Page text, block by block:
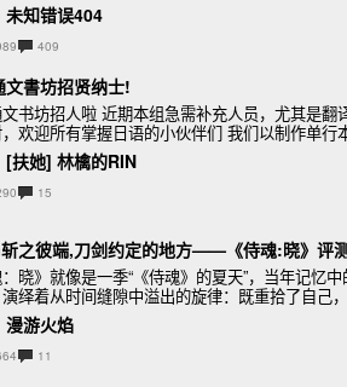
未知错误404
409
文書坊招贤纳士!
书坊招人啦 近期本组急需补充人员，尤其是翻
欢迎所有掌握日语的小伙伴们 我们以制作单行
容题材不限，只要好看好用就可以 欢迎各位为
起努力，有时间又有爱的绅士快来
[扶她] 林檎的RIN
15
之彼端,刀剑约定的地方——《侍魂:晓》评
：晓》就像是一季“《侍魂》的夏天”，当年记忆中
绎着从时间缝隙中溢出的旋律：既重拾了自己，
别人
漫游火焰
11